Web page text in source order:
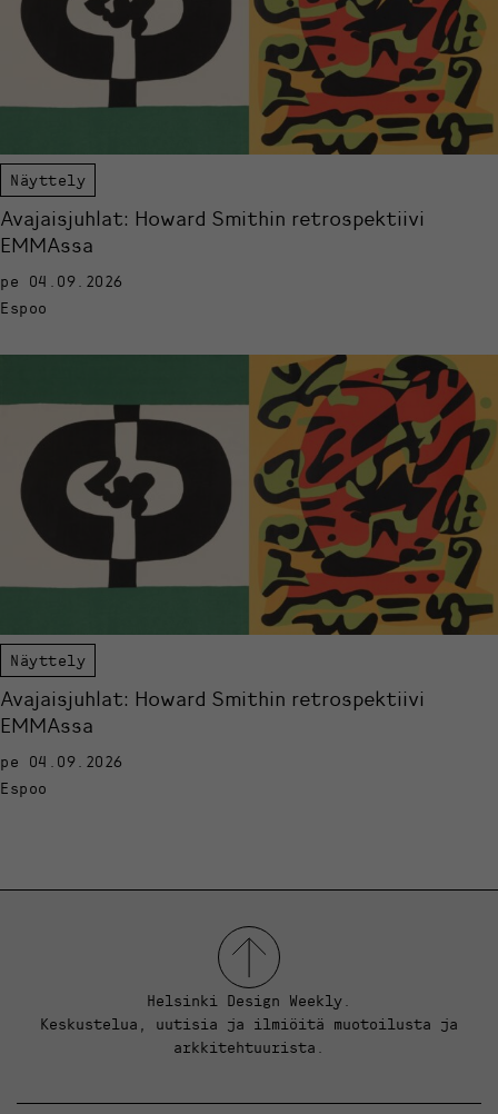
Näyttely
Avajaisjuhlat: Howard Smithin retrospektiivi
EMMAssa
pe 04.09.2026
Espoo
Näyttely
Avajaisjuhlat: Howard Smithin retrospektiivi
EMMAssa
pe 04.09.2026
Espoo
Helsinki Design Weekly.
Keskustelua, uutisia ja ilmiöitä muotoilusta ja
arkkitehtuurista.